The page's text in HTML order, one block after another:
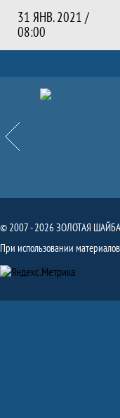
31 ЯНВ. 2021 /
08:00
Назад
Партнёры
© 2007 - 2026 ЗОЛОТАЯ
При использовании